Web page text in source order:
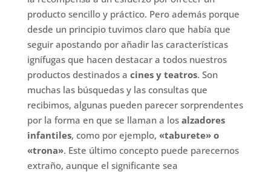
producto sencillo y práctico. Pero además porque
desde un principio tuvimos claro que había que
seguir apostando por añadir las características
ignífugas que hacen destacar a todos nuestros
productos destinados a cines y teatros. Son
muchas las búsquedas y las consultas que
recibimos, algunas pueden parecer sorprendentes
por la forma en que se llaman a los alzadores
infantiles, como por ejemplo, «taburete» o
«trona». Este último concepto puede parecernos
extraño, aunque el significante sea